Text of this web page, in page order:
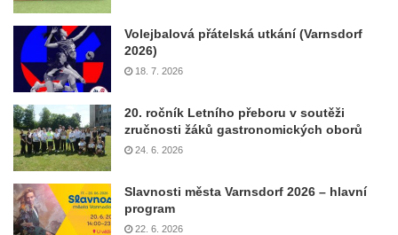
Volejbalová přátelská utkání (Varnsdorf
2026)
18. 7. 2026
20. ročník Letního přeboru v soutěži
zručnosti žáků gastronomických oborů
24. 6. 2026
Slavnosti města Varnsdorf 2026 – hlavní
program
22. 6. 2026